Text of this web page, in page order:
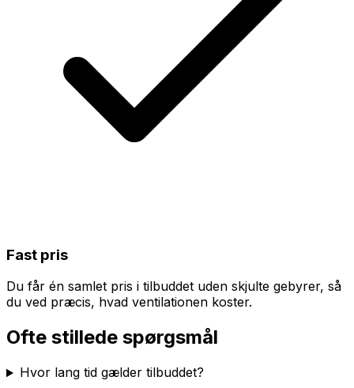
Fast pris
Du får én samlet pris i tilbuddet uden skjulte gebyrer, så
du ved præcis, hvad ventilationen koster.
Ofte stillede spørgsmål
Hvor lang tid gælder tilbuddet?